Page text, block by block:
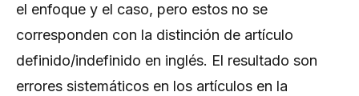
el enfoque y el caso, pero estos no se
corresponden con la distinción de artículo
definido/indefinido en inglés. El resultado son
errores sistemáticos en los artículos en la